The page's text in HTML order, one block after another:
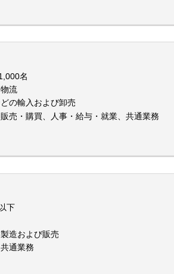
名
流
の輸入および卸売
売・購買、人事・給与・就業、共通業務
下
造および販売
通業務